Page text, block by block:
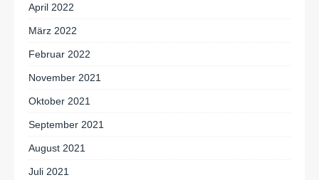
April 2022
März 2022
Februar 2022
November 2021
Oktober 2021
September 2021
August 2021
Juli 2021